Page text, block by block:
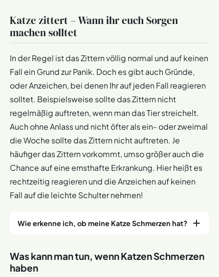
Katze zittert – Wann ihr euch Sorgen
machen solltet
In der Regel ist das Zittern völlig normal und auf keinen
Fall ein Grund zur Panik. Doch es gibt auch Gründe,
oder Anzeichen, bei denen Ihr auf jeden Fall reagieren
solltet. Beispielsweise sollte das Zittern nicht
regelmäßig auftreten, wenn man das Tier streichelt.
Auch ohne Anlass und nicht öfter als ein- oder zweimal
die Woche sollte das Zittern nicht auftreten. Je
häufiger das Zittern vorkommt, umso größer auch die
Chance auf eine ernsthafte Erkrankung. Hier heißt es
rechtzeitig reagieren und die Anzeichen auf keinen
Fall auf die leichte Schulter nehmen!
Wie erkenne ich, ob meine Katze Schmerzen hat?
Katern sehr unterschiedlich ausfallen und hängen stark
von der Art der Schmerzen, aber auch von der
Was kann man tun, wenn Katzen Schmerzen
haben